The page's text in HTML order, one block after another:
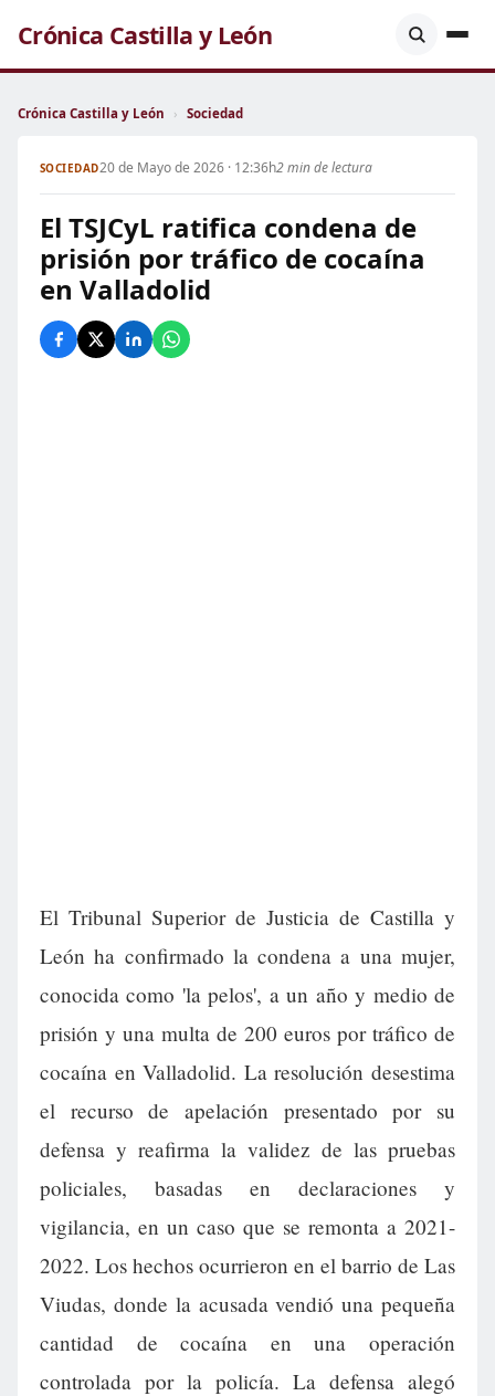
Crónica Castilla y León
Crónica Castilla y León › Sociedad
SOCIEDAD20 de Mayo de 2026 · 12:36h2 min de lectura
El TSJCyL ratifica condena de
prisión por tráfico de cocaína
en Valladolid
El Tribunal Superior de Justicia de Castilla y
León ha confirmado la condena a una mujer,
conocida como 'la pelos', a un año y medio de
prisión y una multa de 200 euros por tráfico de
cocaína en Valladolid. La resolución desestima
el recurso de apelación presentado por su
defensa y reafirma la validez de las pruebas
policiales, basadas en declaraciones y
vigilancia, en un caso que se remonta a 2021-
2022. Los hechos ocurrieron en el barrio de Las
Viudas, donde la acusada vendió una pequeña
cantidad de cocaína en una operación
controlada por la policía. La defensa alegó